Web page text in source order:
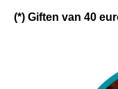
(*) Giften van 40